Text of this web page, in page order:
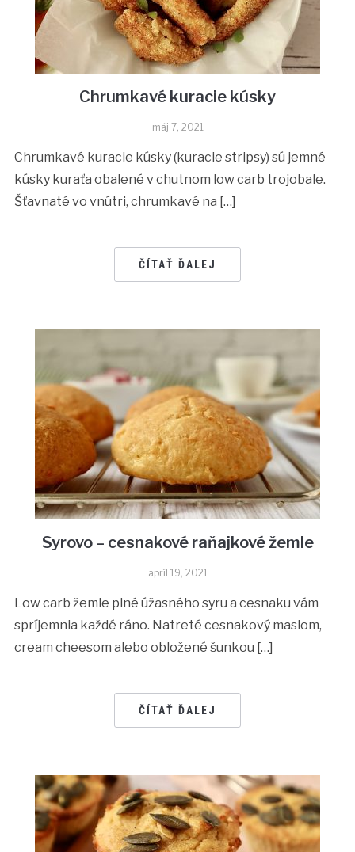
Chrumkavé kuracie kúsky
máj 7, 2021
Chrumkavé kuracie kúsky (kuracie stripsy) sú jemné
kúsky kuraťa obalené v chutnom low carb trojobale.
Šťavnaté vo vnútri, chrumkavé na […]
ČÍTAŤ ĎALEJ
Syrovo – cesnakové raňajkové žemle
apríl 19, 2021
Low carb žemle plné úžasného syru a cesnaku vám
spríjemnia každé ráno. Natreté cesnakový maslom,
cream cheesom alebo obložené šunkou […]
ČÍTAŤ ĎALEJ